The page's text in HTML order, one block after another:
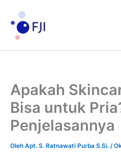
konten
Apakah
Bisa untuk
Penjelasannya
Oleh Apt. S. Ratnawati Purba S.Si. /